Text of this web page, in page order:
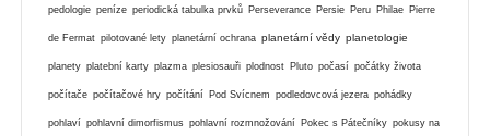
pedologie peníze periodická tabulka prvků Perseverance Persie Peru Philae Pierre
de Fermat pilotované lety planetární ochrana planetární vědy planetologie
planety platební karty plazma plesiosauři plodnost Pluto počasí počátky života
počítače počítačové hry počítání Pod Svícnem podledovcová jezera pohádky
pohlaví pohlavní dimorfismus pohlavní rozmnožování Pokec s Pátečníky pokusy na